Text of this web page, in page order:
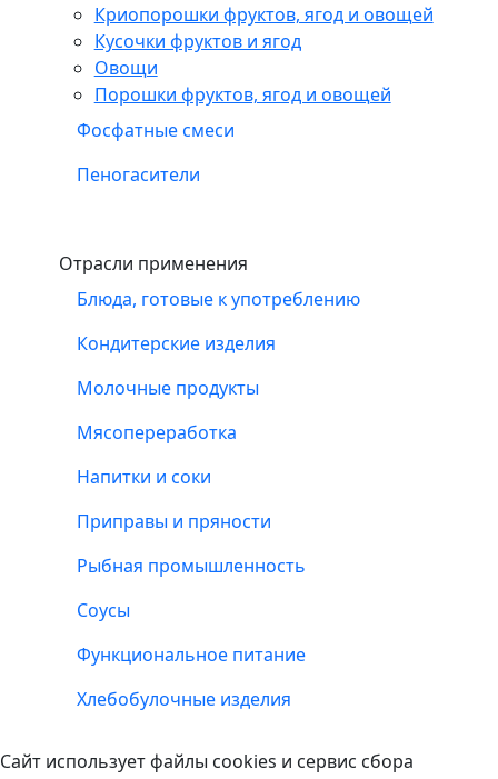
Криопорошки фруктов, ягод и овощей
Кусочки фруктов и ягод
Овощи
Порошки фруктов, ягод и овощей
Фосфатные смеси
Пеногасители
Отрасли применения
Блюда, готовые к употреблению
Кондитерские изделия
Молочные продукты
Мясопереработка
Напитки и соки
Приправы и пряности
Рыбная промышленность
Соусы
Функциональное питание
Хлебобулочные изделия
Сайт использует файлы cookies и сервис сбора